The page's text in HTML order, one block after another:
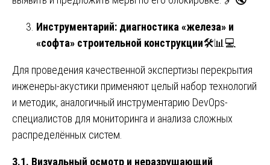
Инструментарий: диагностика «железа» и
«софта» строительной конструкции🛠️📊💻
Для проведения качественной экспертизы перекрытия
инженеры-акустики применяют целый набор технологий
и методик, аналогичный инструментарию DevOps-
специалистов для мониторинга и анализа сложных
распределённых систем.
3.1. Визуальный осмотр и неразрушающий